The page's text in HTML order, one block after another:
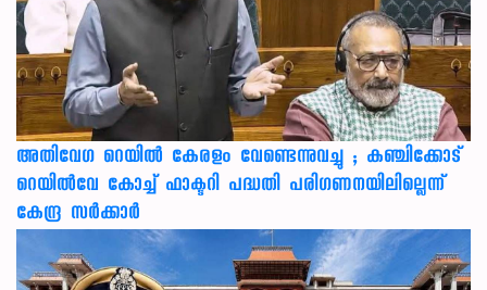
അതിവേഗ റെയിൽ കേരളം വേണ്ടെന്നുവച്ചു ; കഞ്ചിക്കോട്
റെയിൽവേ കോച്ച് ഫാക്ടറി പദ്ധതി പരിഗണനയിലില്ലെന്ന്
കേന്ദ്ര സർക്കാർ